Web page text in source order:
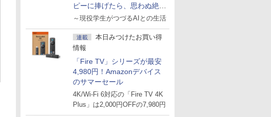
ピーに捧げたら、思わぬ絶景
に出会った話
～現役学生がつづるAIとの生活
連載
本日みつけたお買い得
情報
「Fire TV」シリーズが最安
4,980円！Amazonデバイス
のサマーセール
4K/Wi-Fi 6対応の「Fire TV 4K
Plus」は2,000円OFFの7,980円